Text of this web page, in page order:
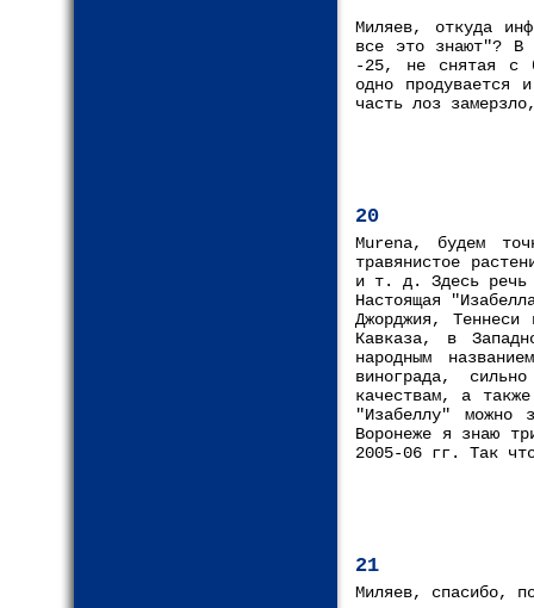
Миляев, откуда
все это знают"? В
-25, не снятая с
одно продувается
часть лоз
20
Murena, будем
травянистое
и т. д. Здесь речь
Настоящая
Джорджия,
Кавказа, в
народным
винограда,
качествам, а
"Изабеллу" можно
Воронеже я знаю
2005-06 гг. Так
21
Миляев, спасибо,